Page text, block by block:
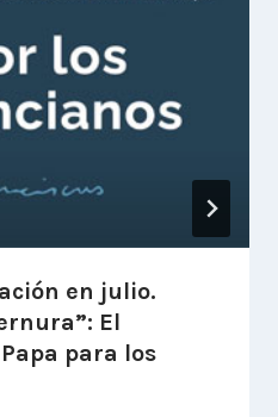
en julio.
El
para los